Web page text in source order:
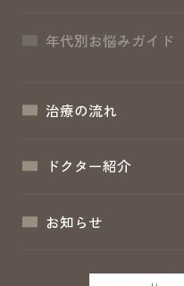
年代別お悩みガイド
治療の流れ
ドクター紹介
お知らせ